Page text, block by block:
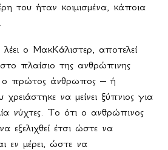
του ήταν κοιμισμένα, κάποια
ο ΜακΚάλιστερ, αποτελεί
πλαίσιο της ανθρώπινης
ο πρώτος άνθρωπος – ή
να μείνει ξύπνιος για
νύχτες. Το ότι ο ανθρώπινος
εξελιχθεί έτσι ώστε να
εν μέρει, ώστε να